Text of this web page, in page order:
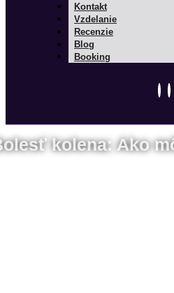
Kontakt
Vzdelanie
Recenzie
Blog
Booking
kolena: Ako